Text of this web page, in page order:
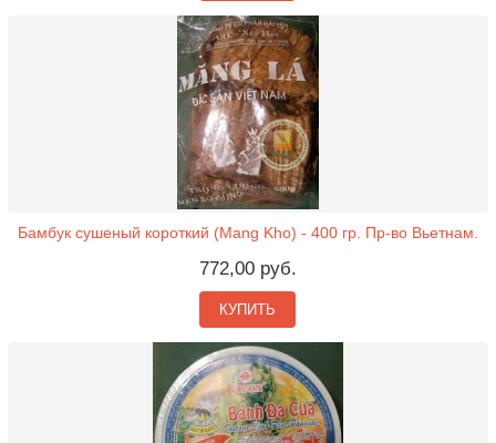
Бамбук сушеный короткий (Mang Kho) - 400 гр. Пр-во Вьетнам.
772,00 руб.
КУПИТЬ